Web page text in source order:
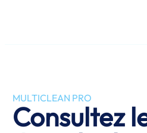
MULTICLEAN PRO
Consultez